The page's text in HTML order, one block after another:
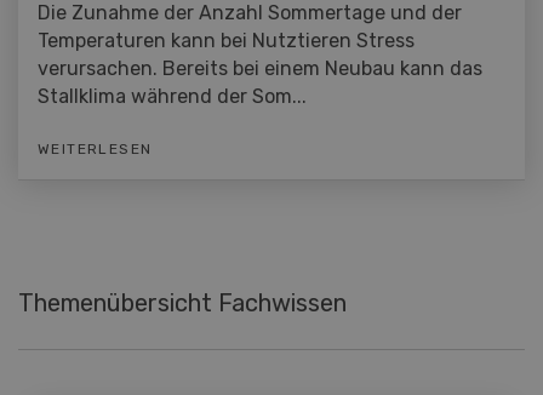
Die Zunahme der Anzahl Sommertage und der
Temperaturen kann bei Nutztieren Stress
verursachen. Bereits bei einem Neubau kann das
Stallklima während der Som...
WEITERLESEN
Themenübersicht Fachwissen